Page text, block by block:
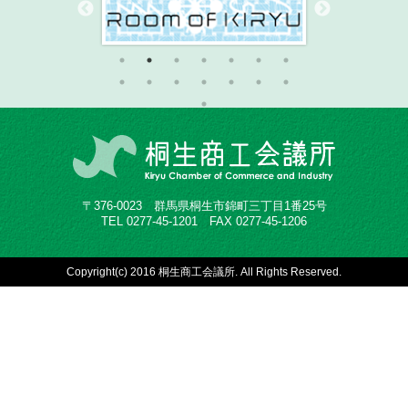
〒376-0023 群馬県桐生市錦町三丁目1番25号
TEL 0277-45-1201 FAX 0277-45-1206
Copyright(c) 2016 桐生商工会議所. All Rights Reserved.